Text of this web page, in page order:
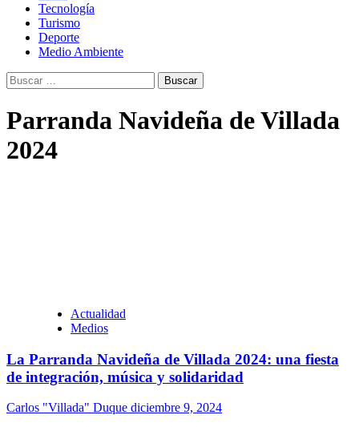
Tecnología
Turismo
Deporte
Medio Ambiente
Buscar:
Parranda Navideña de Villada
2024
Actualidad
Medios
La Parranda Navideña de Villada 2024: una fiesta
de integración, música y solidaridad
Carlos "Villada" Duque diciembre 9, 2024